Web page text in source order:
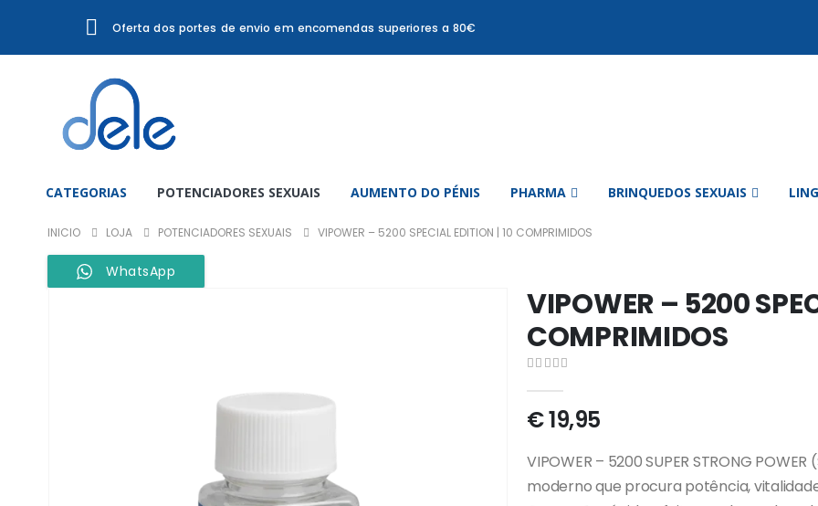
Oferta dos portes de envio em encomendas superiores a 80€
CATEGORIAS POTENCIADORES SEXUAIS AUMENTO DO PÉNIS PHARMA BRINQUEDOS SEXUAIS
INICIO LOJA POTENCIADORES SEXUAIS VIPOWER – 5200 SPECIAL EDITION | 10 COMPRIMIDOS
WhatsApp
VIPOWER – 5200
COMPRIMIDOS
€19,95
VIPOWER – 5200 SUPER STRONG
moderno que procura potência,